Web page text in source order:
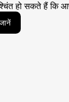
हो सकते हैं कि